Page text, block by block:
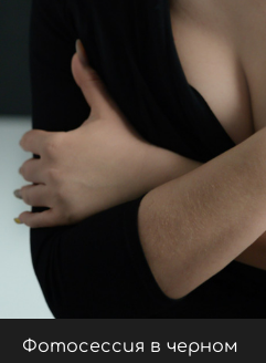
Фотосессия в черном